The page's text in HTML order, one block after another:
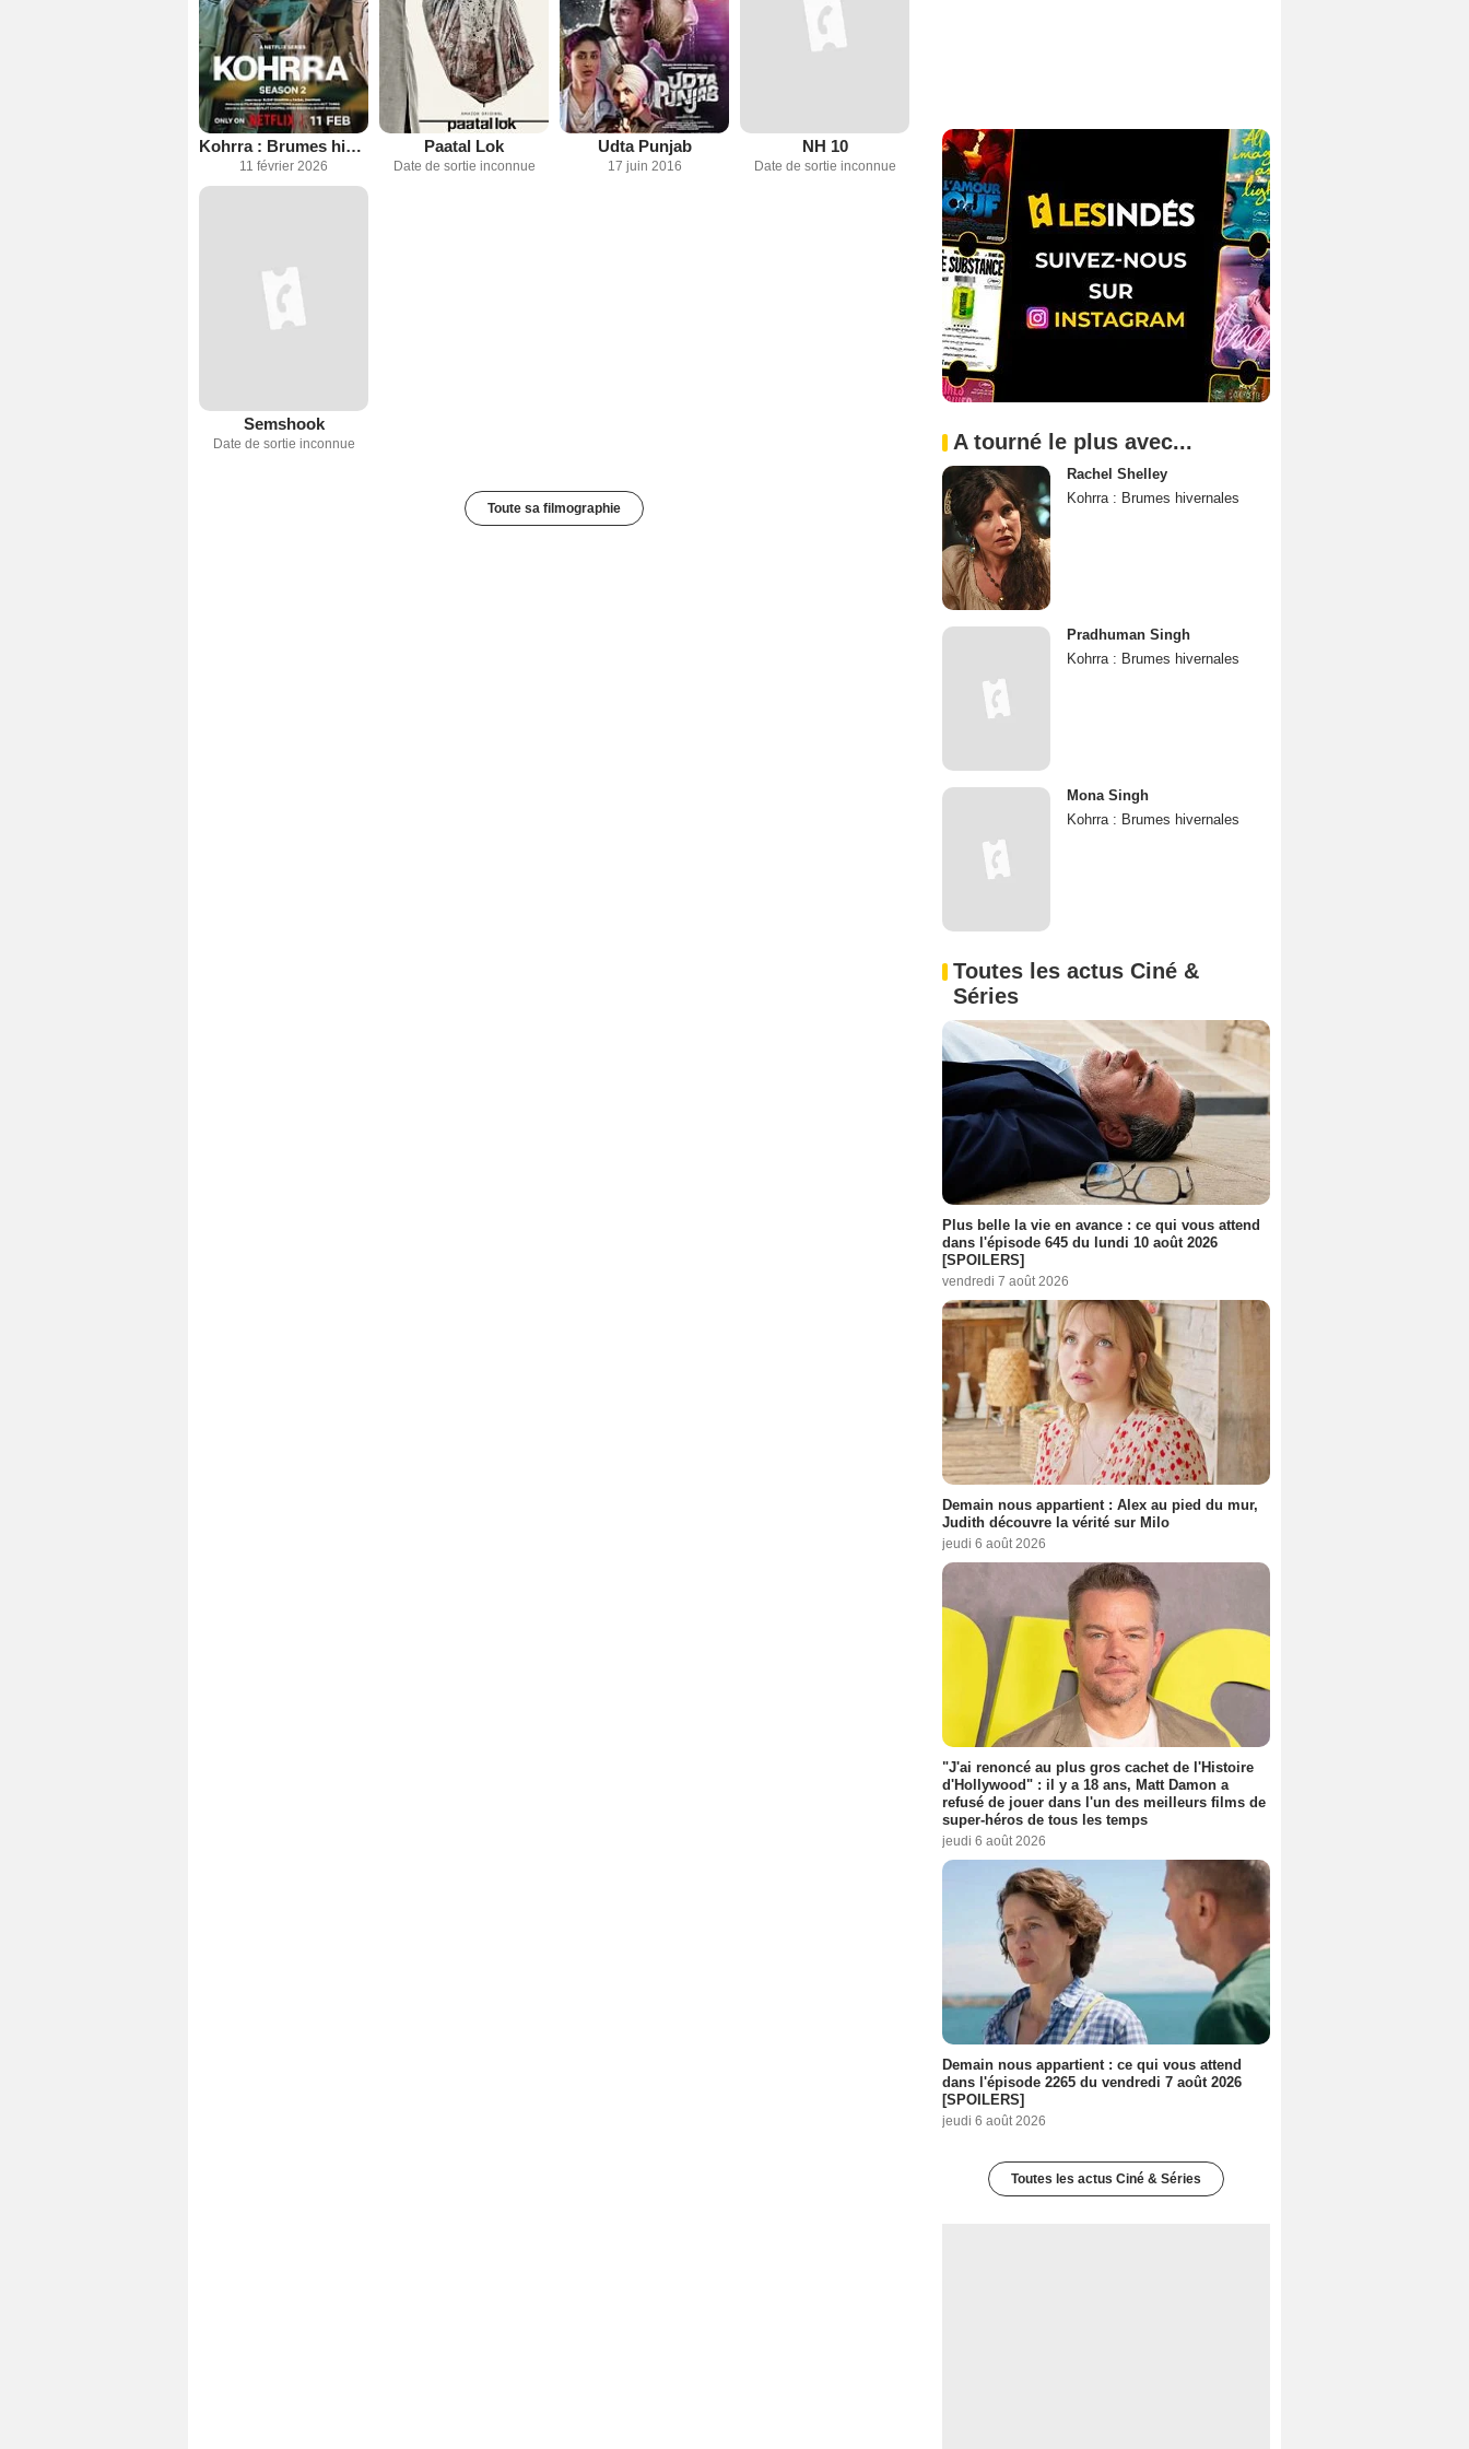
Kohrra : Brumes hivernales
11 février 2026
Paatal Lok
Date de sortie inconnue
Udta Punjab
17 juin 2016
NH 10
Date de sortie inconnue
Semshook
Date de sortie inconnue
Toute sa filmographie
A tourné le plus avec...
Rachel Shelley
Kohrra : Brumes hivernales
Pradhuman Singh
Kohrra : Brumes hivernales
Mona Singh
Kohrra : Brumes hivernales
Toutes les actus Ciné &
Séries
Plus belle la vie en avance : ce qui vous attend
dans l'épisode 645 du lundi 10 août 2026
[SPOILERS]
vendredi 7 août 2026
Demain nous appartient : Alex au pied du mur,
Judith découvre la vérité sur Milo
jeudi 6 août 2026
"J'ai renoncé au plus gros cachet de l'Histoire
d'Hollywood" : il y a 18 ans, Matt Damon a
refusé de jouer dans l'un des meilleurs films de
super-héros de tous les temps
jeudi 6 août 2026
Demain nous appartient : ce qui vous attend
dans l'épisode 2265 du vendredi 7 août 2026
[SPOILERS]
jeudi 6 août 2026
Toutes les actus Ciné & Séries